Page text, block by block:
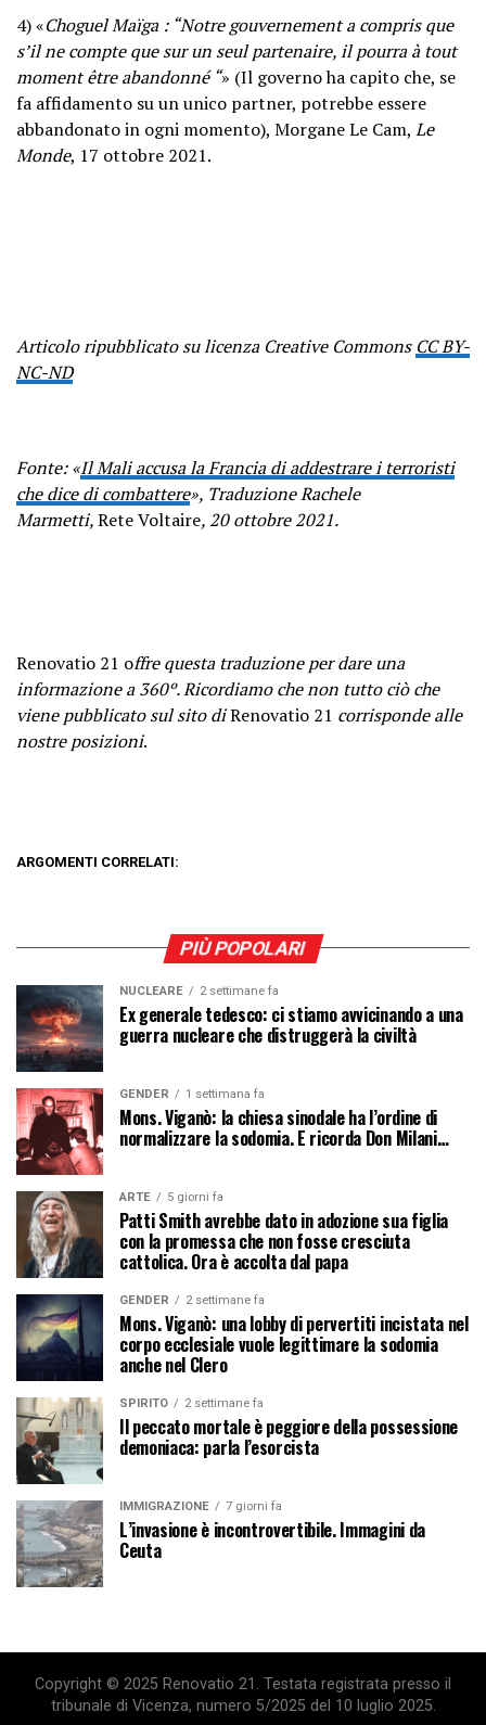
4)«Choguel Maïga : “Notre gouvernement a compris que
s’il ne compte que sur un seul partenaire, il pourra à tout
moment être abandonné “» (Il governo ha capito che, se
fa affidamento su un unico partner, potrebbe essere
abbandonato in ogni momento), Morgane Le Cam, Le
Monde, 17 ottobre 2021.
Articolo ripubblicato su licenza Creative Commons CC BY-
NC-ND
Fonte: «Il Mali accusa la Francia di addestrare i terroristi
che dice di combattere», Traduzione Rachele
Marmetti,Rete Voltaire, 20 ottobre 2021.
Renovatio 21 offre questa traduzione per dare una
informazione a 360º. Ricordiamo che non tutto ciò che
viene pubblicato sul sito diRenovatio 21 corrisponde alle
nostre posizioni.
ARGOMENTI CORRELATI:
PIÙ POPOLARI
NUCLEARE 2 settimane fa
Ex generale tedesco: ci stiamo avvicinando a una
guerra nucleare che distruggerà la civiltà
GENDER 1 settimana fa
Mons. Viganò: la chiesa sinodale ha l’ordine di
normalizzare la sodomia. E ricorda Don Milani…
ARTE 5 giorni fa
Patti Smith avrebbe dato in adozione sua figlia
con la promessa che non fosse cresciuta
cattolica. Ora è accolta dal papa
GENDER 2 settimane fa
Mons. Viganò: una lobby di pervertiti incistata nel
corpo ecclesiale vuole legittimare la sodomia
anche nel Clero
SPIRITO 2 settimane fa
Il peccato mortale è peggiore della possessione
demoniaca: parla l’esorcista
IMMIGRAZIONE 7 giorni fa
L’invasione è incontrovertibile. Immagini da
Ceuta
Copyright © 2025 Renovatio 21. Testata registrata presso il
tribunale di Vicenza, numero 5/2025 del 10 luglio 2025.